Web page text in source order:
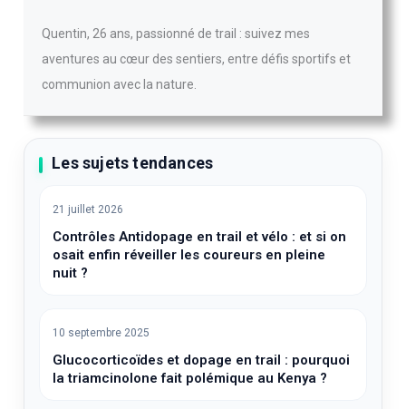
Quentin, 26 ans, passionné de trail : suivez mes
aventures au cœur des sentiers, entre défis sportifs et
communion avec la nature.
Les sujets tendances
21 juillet 2026
Contrôles Antidopage en trail et vélo : et si on
osait enfin réveiller les coureurs en pleine
nuit ?
10 septembre 2025
Glucocorticoïdes et dopage en trail : pourquoi
la triamcinolone fait polémique au Kenya ?